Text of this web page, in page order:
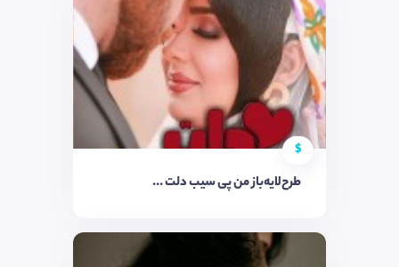
$
طرح‌لایه‌باز من پی سیب دلت ...